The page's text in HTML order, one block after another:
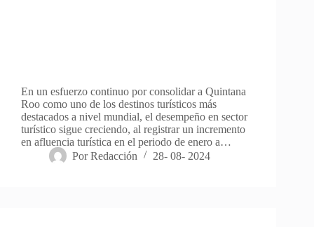
En un esfuerzo continuo por consolidar a Quintana
Roo como uno de los destinos turísticos más
destacados a nivel mundial, el desempeño en sector
turístico sigue creciendo, al registrar un incremento
en afluencia turística en el periodo de enero a…
Por Redacción 28- 08- 2024